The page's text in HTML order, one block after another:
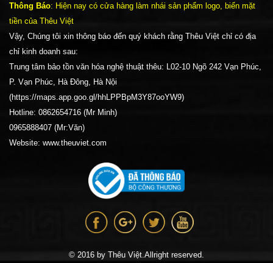
Thông Báo: Hiện nay có cửa hàng làm nhái sản phẩm logo, biển mặt
tiền của Thêu Việt
Vậy, Chúng tôi xin thông báo đến quý khách rằng Thêu Việt chỉ có địa
chỉ kinh doanh sau:
Trung tâm bảo tồn văn hóa nghệ thuật thêu: L02-10 Ngõ 242 Vạn Phúc,
P. Vạn Phúc, Hà Đông, Hà Nội
(https://maps.app.goo.gl/hhLPPBpM3Y87ooYW9)
Hotline: 0862654716 (Mr Minh)
0965888407 (Mr:Văn)
Website: www.theuviet.com
© 2016 by Thêu Việt.Allright reserved.